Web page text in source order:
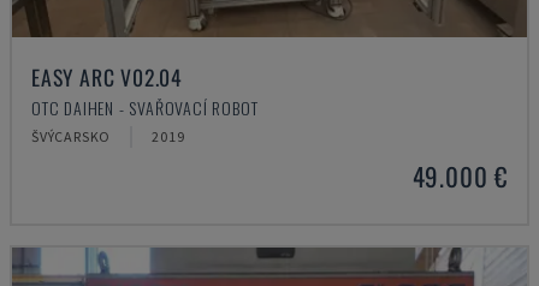
EASY ARC V02.04
OTC DAIHEN - SVAŘOVACÍ ROBOT
ŠVÝCARSKO 2019
49.000 €